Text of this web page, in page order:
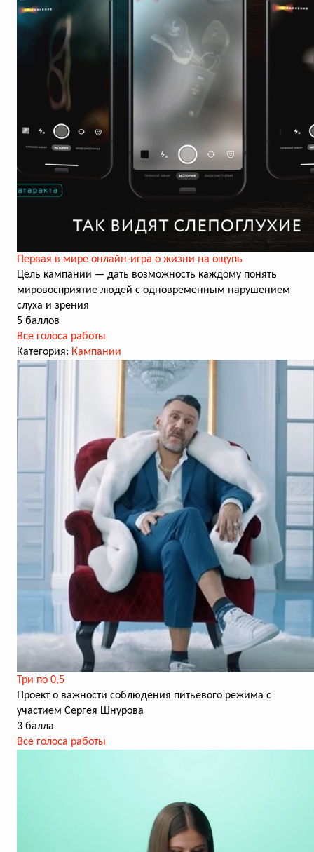
Первая в мире онлайн-игра о жизни на ощупь
Цель кампании — дать возможность каждому понять
мировосприятие людей с одновременным нарушением
слуха и зрения
5 баллов
Все голоса работы
Категория: Кампании
Три по 0,5
Проект о важности соблюдения питьевого режима с
участием Сергея Шнурова
3 балла
Все голоса работы